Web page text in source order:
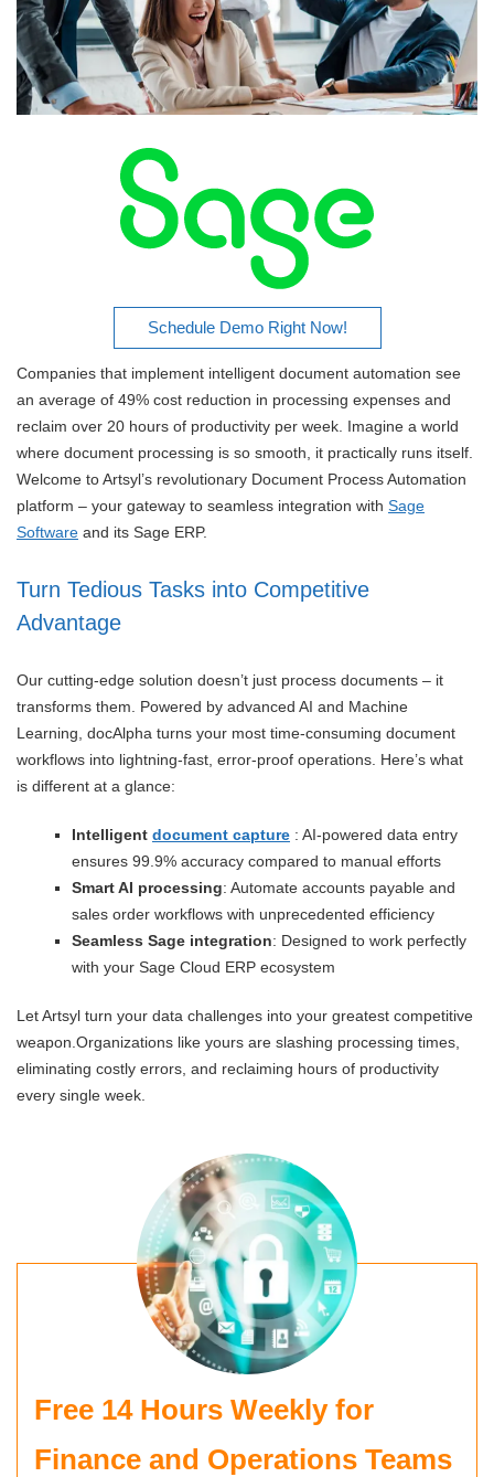
Schedule Demo Right Now!
Companies that implement intelligent document automation see
an average of 49% cost reduction in processing expenses and
reclaim over 20 hours of productivity per week. Imagine a world
where document processing is so smooth, it practically runs itself.
Welcome to Artsyl’s revolutionary Document Process Automation
platform – your gateway to seamless integration with Sage
Software and its Sage ERP.
Turn Tedious Tasks into Competitive
Advantage
Our cutting-edge solution doesn’t just process documents – it
transforms them. Powered by advanced AI and Machine
Learning, docAlpha turns your most time-consuming document
workflows into lightning-fast, error-proof operations. Here’s what
is different at a glance:
Intelligent document capture : AI-powered data entry
ensures 99.9% accuracy compared to manual efforts
Smart AI processing: Automate accounts payable and
sales order workflows with unprecedented efficiency
Seamless Sage integration: Designed to work perfectly
with your Sage Cloud ERP ecosystem
Let Artsyl turn your data challenges into your greatest competitive
weapon.Organizations like yours are slashing processing times,
eliminating costly errors, and reclaiming hours of productivity
every single week.
Free 14 Hours Weekly for
Finance and Operations Teams